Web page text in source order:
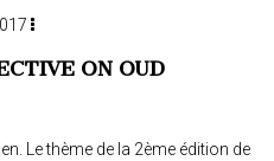
ON OUD
Le thème de la 2ème édition de